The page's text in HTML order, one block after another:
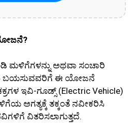
ಮಳಿಗೆಗಳನ್ನು ಅಥವಾ ಸಂಚಾರಿ
ಬಯಸುವವರಿಗೆ ಈ ಯೋಜನೆ
ಇವಿ-ಗೂಡ್ಸ್ (Electric Vehicle)
ಅಗತ್ಯಕ್ಕೆ ತಕ್ಕಂತೆ ನವೀಕರಿಸಿ
ವಿತರಿಸಲಾಗುತ್ತದೆ.